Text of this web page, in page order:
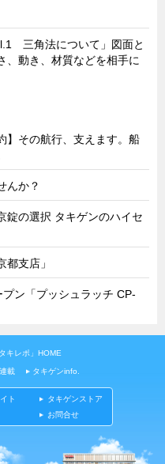
三角法について」図面と
、動き、材質などを相手に
】その航行、支えます。船
んか？
錠の選択 タキゲンのハイセ
支店」
ン「プッシュラッチ CP-
キレポ」HOME
連載 タキゲンinfo.
ト
タキゲンストア
お問合せ